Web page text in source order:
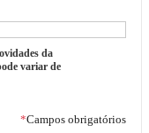
da
variar de
*Campos obrigatórios